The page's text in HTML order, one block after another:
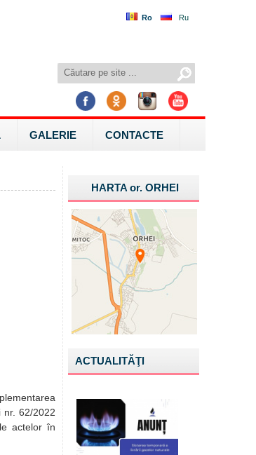
Ro Ru
GALERIE CONTACTE
nr. 62/2022
actelor în
HARTA or.ORHEI
ACTUALITĂŢI